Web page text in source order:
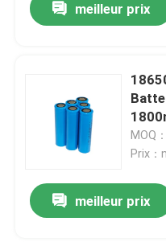
meilleur prix
MOQ
Prix
meilleur prix